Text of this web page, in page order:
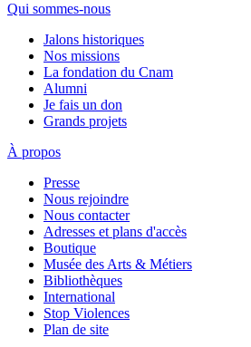
Qui sommes-nous
Jalons historiques
Nos missions
La fondation du Cnam
Alumni
Je fais un don
Grands projets
À propos
Presse
Nous rejoindre
Nous contacter
Adresses et plans d'accès
Boutique
Musée des Arts & Métiers
Bibliothèques
International
Stop Violences
Plan de site